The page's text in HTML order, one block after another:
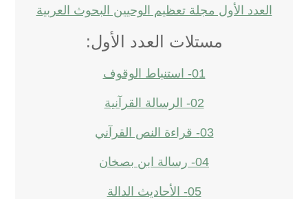
العدد الأول مجلة تعظيم الوحيين البحوث العربية
مستلات العدد الأول:
01- استنباط الوقوف
02- الرسالة القرآنية
03- قراءة النص القرآني
04- رسالة ابن بصخان
05- الأحاديث الدالة